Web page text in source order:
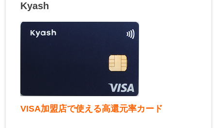
Kyash
VISA加盟店で使える高還元率カード